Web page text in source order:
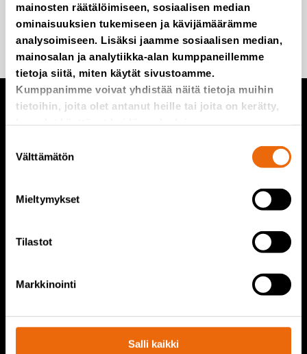
mainosten räätälöimiseen, sosiaalisen median
ominaisuuksien tukemiseen ja kävijämäärämme
analysoimiseen. Lisäksi jaamme sosiaalisen median,
mainosalan ja analytiikka-alan kumppaneillemme
tietoja siitä, miten käytät sivustoamme.
Kumppanimme voivat yhdistää näitä tietoja muihin
tietoihin, joita olet antanut heille tai joita on kerätty,
valinta
Välttämätön
Mieltymykset
Tilastot
Markkinointi
Salli kaikki
Lisää minut postituslistalle
TANA tuotteet
TANA kaatopaikkajyrät
TANA varaosat